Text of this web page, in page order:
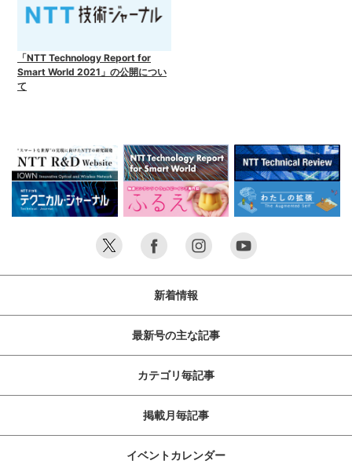
「NTT Technology Report for
Smart World 2021」の公開につい
て
新着情報
最新号の主な記事
カテゴリ毎記事
掲載月毎記事
イベントカレンダー